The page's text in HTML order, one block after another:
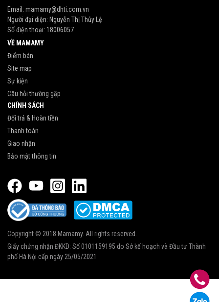
Email: mamamy@dhti.com.vn
Người đại diện: Nguyễn Thị Thủy Lệ
Số điện thoại: 18006057
VỀ MAMAMY
Điểm bán
Site map
Sự kiện
Câu hỏi thường gặp
CHÍNH SÁCH
Đổi trả & Hoàn tiền
Thanh toán
Giao nhận
Bảo mật thông tin
Copyright © 2018 Mamamy. All rights reserved.
Giấy chứng nhận ĐKKD: Số 0101159195 do Sở kế hoạch và Đầu tư Thành
phố Hà Nội cấp ngày 25/05/2021